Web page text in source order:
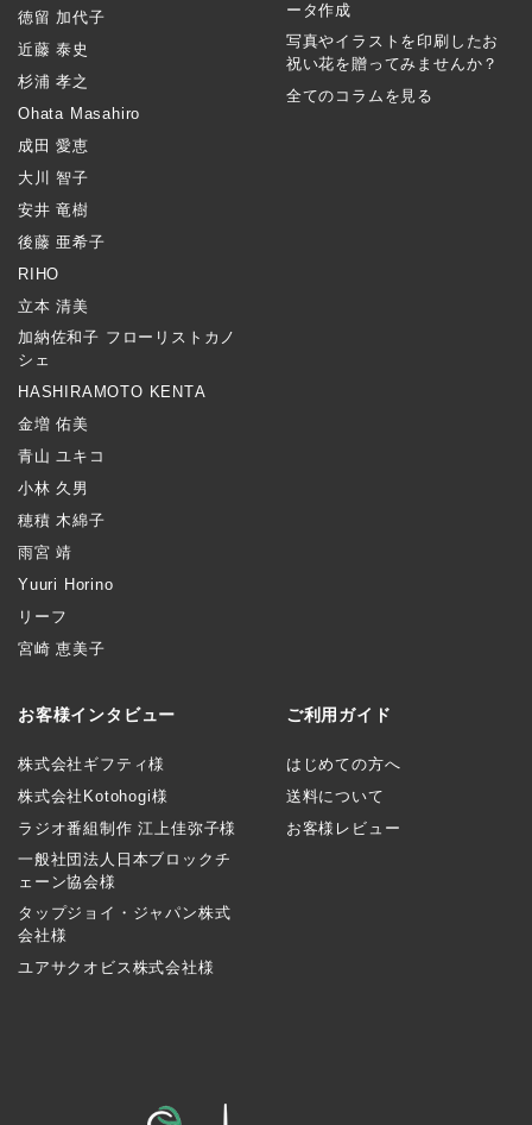
徳留 加代子
近藤 泰史
杉浦 孝之
Ohata Masahiro
成田 愛恵
大川 智子
安井 竜樹
後藤 亜希子
RIHO
立本 清美
加納佐和子 フローリストカノ
シェ
HASHIRAMOTO KENTA
金増 佑美
青山 ユキコ
小林 久男
穂積 木綿子
雨宮 靖
Yuuri Horino
リーフ
宮崎 恵美子
ータ作成
写真やイラストを印刷したお
祝い花を贈ってみませんか？
全てのコラムを見る
お客様インタビュー
株式会社ギフティ様
株式会社Kotohogi様
ラジオ番組制作 江上佳弥子様
一般社団法人日本ブロックチ
ェーン協会様
タップジョイ・ジャパン株式
会社様
ユアサクオビス株式会社様
ご利用ガイド
はじめての方へ
送料について
お客様レビュー